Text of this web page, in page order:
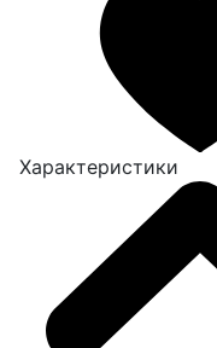
Характеристики